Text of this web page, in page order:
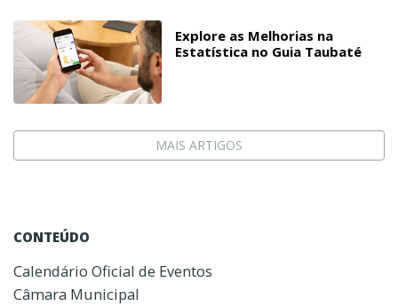
Explore as Melhorias na
Estatística no Guia Taubaté
MAIS ARTIGOS
CONTEÚDO
Calendário Oficial de Eventos
Câmara Municipal